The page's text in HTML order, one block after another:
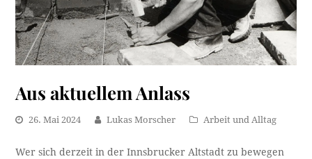
Aus aktuellem Anlass
26. Mai 2024 Lukas Morscher Arbeit und Alltag
Wer sich derzeit in der Innsbrucker Altstadt zu bewegen